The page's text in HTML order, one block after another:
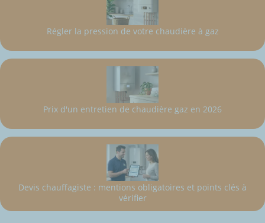
Régler la pression de votre chaudière à gaz
Prix d'un entretien de chaudière gaz en 2026
Devis chauffagiste : mentions obligatoires et points clés à
vérifier